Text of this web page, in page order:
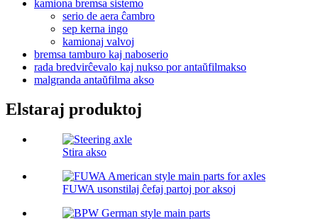
kamiona bremsa sistemo
serio de aera ĉambro
sep kerna ingo
kamionaj valvoj
bremsa tamburo kaj naboserio
rada bredvirĉevalo kaj nukso por antaŭfilmakso
malgranda antaŭfilma akso
Elstaraj produktoj
Stira akso
FUWA usonstilaj ĉefaj partoj por aksoj